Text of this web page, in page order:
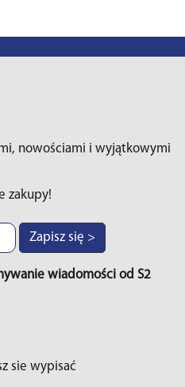
nowościami i wyjątkowymi
zakupy!
Zapisz się >
wiadomości od S2
sie wypisać